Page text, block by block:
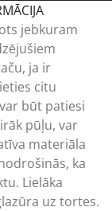
jebkuram
ja ir
citu
būt patiesi
pūļu, var
materiāla
ka
Lielāka
uz tortes.